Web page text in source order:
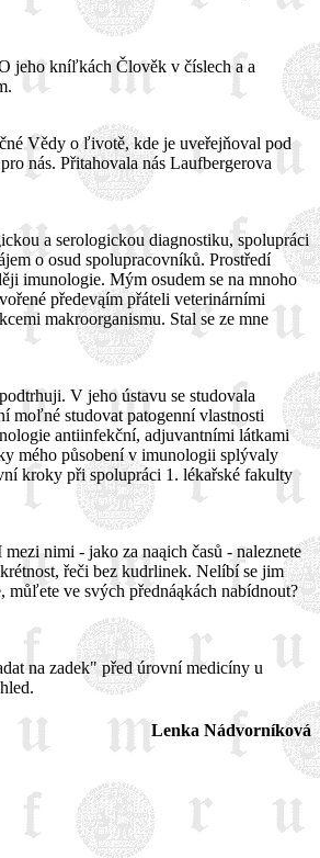
jeho kníľkách Člověk v číslech a a
Vědy o ľivotě, kde je uveřejňoval pod
nás. Přitahovala nás Laufbergerova
a serologickou diagnostiku, spolupráci
o osud spolupracovníků. Prostředí
imunologie. Mým osudem se na mnoho
předevąím přáteli veterinárními
makroorganismu. Stal se ze mne
V jeho ústavu se studovala
moľné studovat patogenní vlastnosti
antiinfekční, adjuvantními látkami
mého působení v imunologii splývaly
kroky při spolupráci 1. lékařské fakulty
nimi - jako za naąich časů - naleznete
řeči bez kudrlinek. Nelíbí se jim
můľete ve svých přednáąkách nabídnout?
na zadek" před úrovní medicíny u
Lenka Nádvorníková